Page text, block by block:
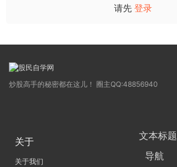
请先 登录
炒股高手的秘密都在这儿！ 圈主QQ:48856940
关于
关于我们
文本标题
导航